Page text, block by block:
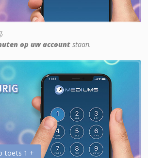
op uw account staan.
toets 1 +